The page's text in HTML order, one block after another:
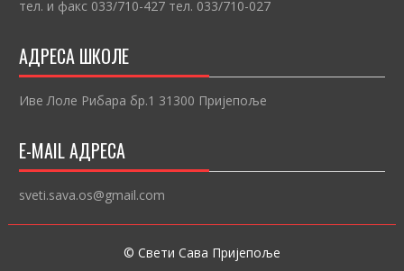
тел. и факс 033/710-427 тел. 033/710-027
АДРЕСА ШКОЛЕ
Иве Лоле Рибара бр.1 31300 Пријепоље
E-MAIL АДРЕСА
sveti.sava.os@gmail.com
© Свети Сава Пријепоље